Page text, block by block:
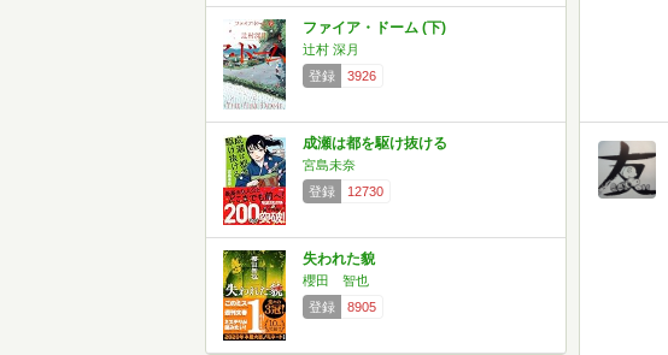
ファイア・ドーム (下)
辻村 深月
登録
3926
成瀬は都を駆け抜ける
宮島未奈
登録
12730
失われた貌
櫻田 智也
登録
8905